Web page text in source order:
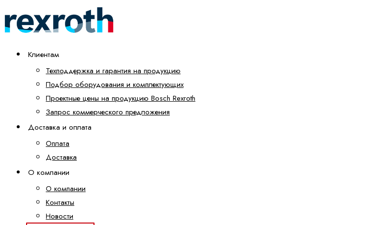
Клиентам
Техподдержка и гарантия на продукцию
Подбор оборудования и комплектующих
Проектные цены на продукцию Bosch Rexroth
Запрос коммерческого предложения
Доставка и оплата
Оплата
Доставка
О компании
О компании
Контакты
Новости